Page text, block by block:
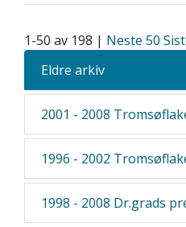
1-50 av 198 | Neste 50
Eldre arkiv
2001 - 2008
1996 - 2002
1998 - 2008 Dr.grads